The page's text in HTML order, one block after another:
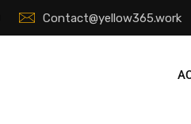
Contact@yellow365.work